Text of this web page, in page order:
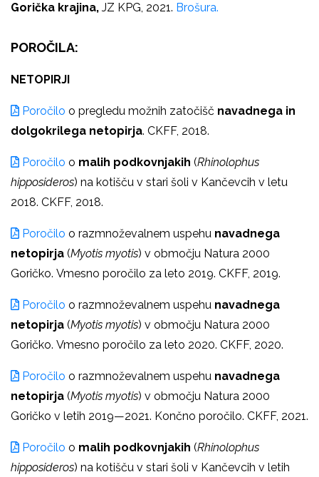
Gorička krajina, JZ KPG, 2021. Brošura.
POROČILA:
NETOPIRJI
Poročilo o pregledu možnih zatočišč navadnega in
dolgokrilega netopirja. CKFF, 2018.
Poročilo o malih podkovnjakih (Rhinolophus
hipposideros) na kotišču v stari šoli v Kančevcih v letu
2018. CKFF, 2018.
Poročilo o razmnoževalnem uspehu navadnega
netopirja (Myotis myotis) v območju Natura 2000
Goričko. Vmesno poročilo za leto 2019. CKFF, 2019.
Poročilo o razmnoževalnem uspehu navadnega
netopirja (Myotis myotis) v območju Natura 2000
Goričko. Vmesno poročilo za leto 2020. CKFF, 2020.
Poročilo o razmnoževalnem uspehu navadnega
netopirja (Myotis myotis) v območju Natura 2000
Goričko v letih 2019—2021. Končno poročilo. CKFF, 2021.
Poročilo o malih podkovnjakih (Rhinolophus
hipposideros) na kotišču v stari šoli v Kančevcih v letih